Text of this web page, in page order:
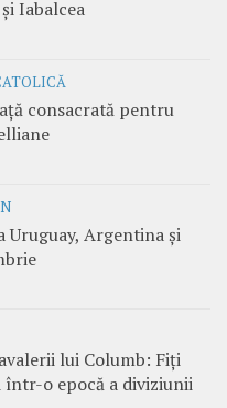
Iabalcea
consacrată pentru
Uruguay, Argentina și
lui Columb: Fiți
o epocă a diviziunii